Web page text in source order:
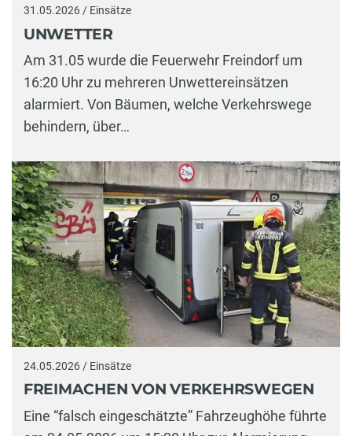
31.05.2026 / Einsätze
UNWETTER
Am 31.05 wurde die Feuerwehr Freindorf um
16:20 Uhr zu mehreren Unwettereinsätzen
alarmiert. Von Bäumen, welche Verkehrswege
behindern, über…
24.05.2026 / Einsätze
FREIMACHEN VON VERKEHRSWEGEN
Eine “falsch eingeschätzte” Fahrzeughöhe führte